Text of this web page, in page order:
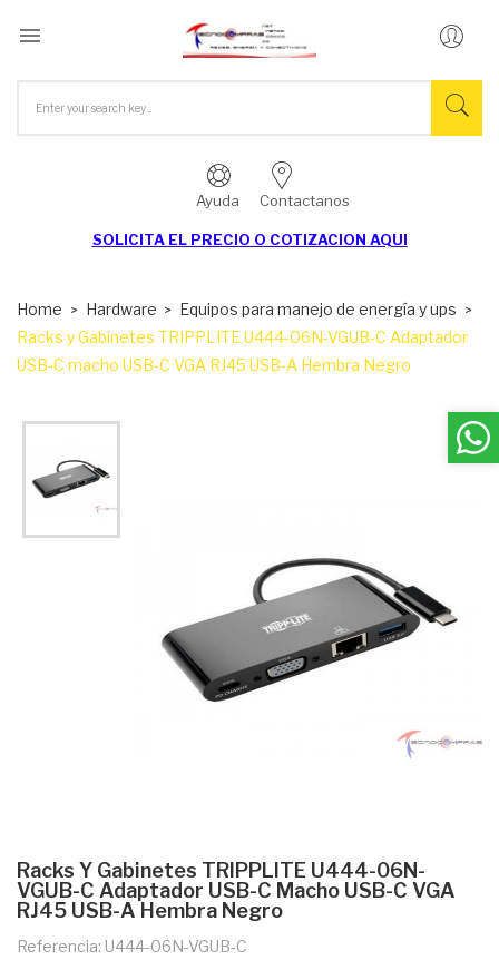

Ayuda Contactanos
SOLICITA EL PRECIO O COTIZACION AQUI
Home Hardware
Equipos para manejo de energía y ups
Racks y Gabinetes TRIPPLITE U444-06N-VGUB-C Adaptador
USB-C macho USB-C VGA RJ45 USB-A Hembra Negro
Racks Y Gabinetes TRIPPLITE U444-06N-
VGUB-C Adaptador USB-C Macho USB-C VGA
RJ45 USB-A Hembra Negro
Referencia: U444-06N-VGUB-C